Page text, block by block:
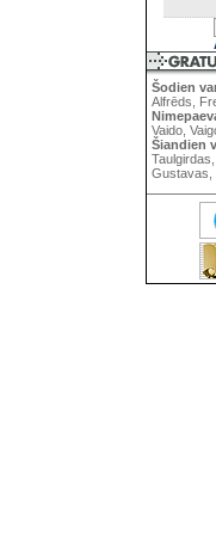
Šodien
Alfrēds,
Vaido,
Šiandien
Taulgirdas,
Gustavas,